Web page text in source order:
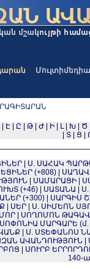
Մուլտիմեդիա
| Է| Ը Թ| Ժ| Ի| Լ| Խ| Ծ
Տ Ց
|
Ս. ՍԱՀԱԿ
(+808)|
ՍԱՄԱՐԱՑԻ|
(+46) ՍԱՏԱՆԱ
(+300)|
ՍԱՐԳԻՍ
ՍԵՐ|
Ս. ՍԻՄԵՈՆ
ՍՈՂՈՄՈՆ
ՍՈՓՈՆԻԱ ՄԱՐԳԱՐԵ (մ.
Ս. ՍՏԵՓԱՆՈՍ
ԱՎԱՆԴՈՒԹՅՈՒՆ
ՍՈՒՐԲ
140-